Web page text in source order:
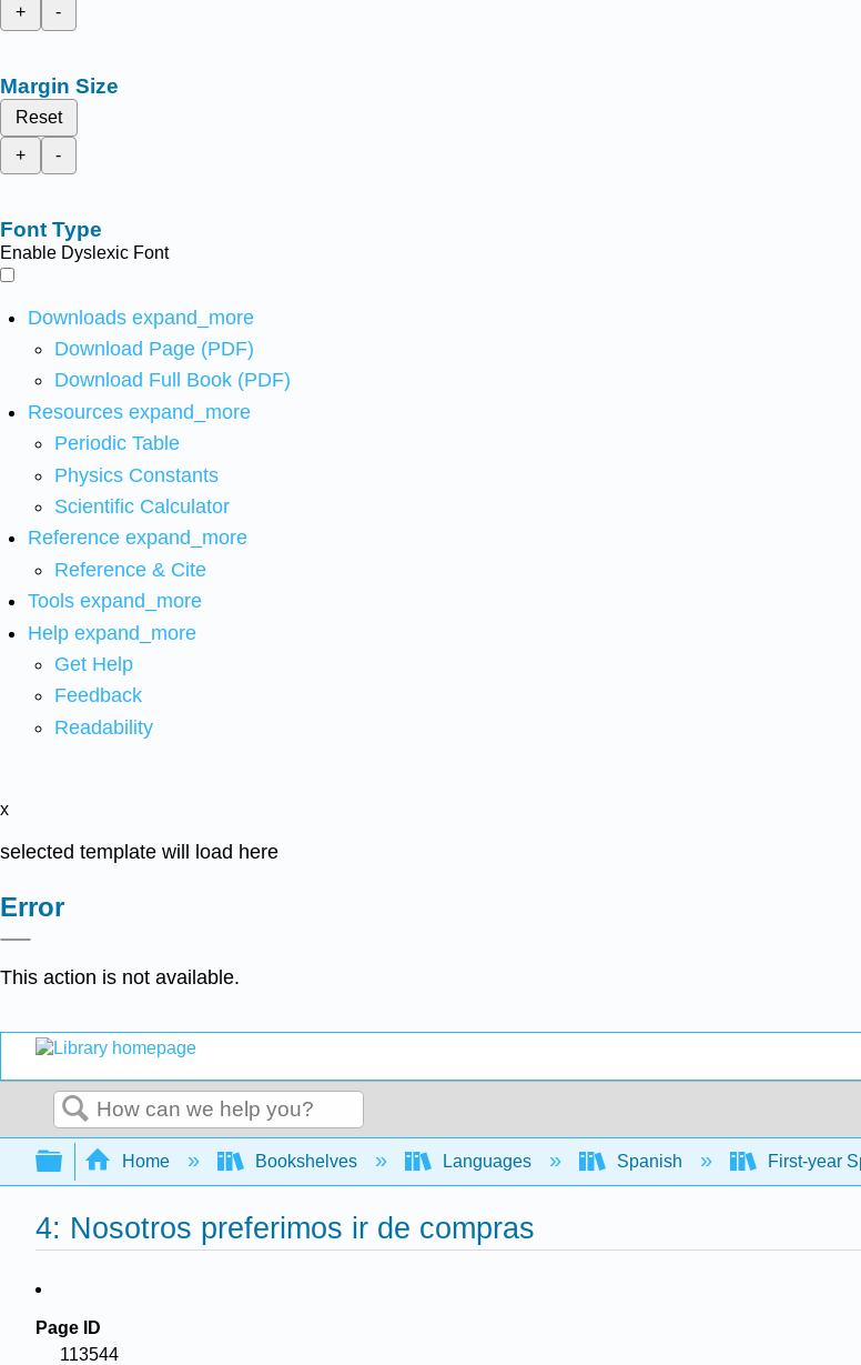
+
-
Margin Size
Reset
+
-
Font Type
Enable Dyslexic Font
Downloads expand_more
Download Page (PDF)
Download Full Book (PDF)
Resources expand_more
Periodic Table
Physics Constants
Scientific Calculator
Reference expand_more
Reference & Cite
Tools expand_more
Help expand_more
Get Help
Feedback
Readability
x
selected template will load here
Error
This action is not available.
Search
Expand/collapse global hierarchy
Home Bookshelves Languages Spanish First-year
4: Nosotros preferimos ir de compras
Page ID
113544